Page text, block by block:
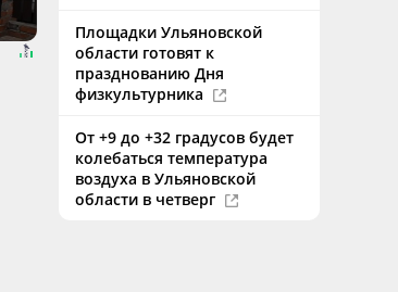
Площадки Ульяновской
области готовят к
празднованию Дня
физкультурника
От +9 до +32 градусов будет
колебаться температура
воздуха в Ульяновской
области в четверг